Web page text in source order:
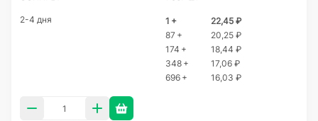
2-4 дня 1 +
22,45 ₽
87 +
20,25 ₽
174 +
18,44 ₽
348 +
17,06 ₽
696 +
16,03 ₽